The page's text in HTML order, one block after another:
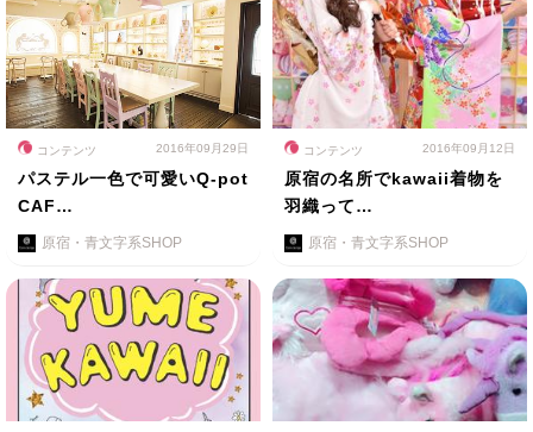
コンテンツ 2016年09月29日
パステル一色で可愛いQ-pot
CAF…
原宿・青文字系SHOP
コンテンツ 2016年09月12日
原宿の名所でkawaii着物を
羽織って…
原宿・青文字系SHOP